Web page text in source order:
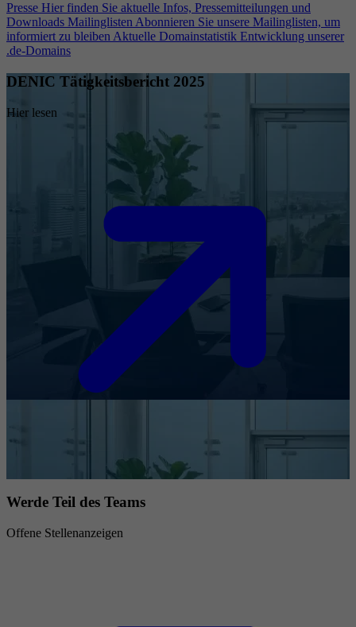
Presse Hier finden Sie aktuelle Infos, Pressemitteilungen und
Downloads Mailinglisten Abonnieren Sie unsere Mailinglisten, um
informiert zu bleiben Aktuelle Domainstatistik Entwicklung unserer
.de-Domains
DENIC Tätigkeitsbericht 2025
Hier lesen
Werde Teil des Teams
Offene Stellenanzeigen